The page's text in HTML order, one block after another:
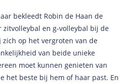
bekleedt Robin de Haan de
en g-volleybal bij de
op het vergroten van de
van beide unieke
moet kunnen genieten van
het beste bij hem of haar past. En